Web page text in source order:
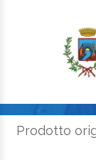
Prodotto